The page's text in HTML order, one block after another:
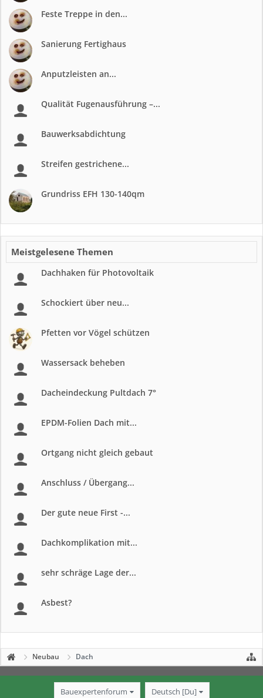
Feste Treppe in den...
Sanierung Fertighaus
Anputzleisten an...
Qualität Fugenausführung –...
Bauwerksabdichtung
Streifen gestrichene...
Grundriss EFH 130-140qm
Meistgelesene Themen
Dachhaken für Photovoltaik
Schockiert über neu...
Pfetten vor Vögel schützen
Wassersack beheben
Dacheindeckung Pultdach 7°
EPDM-Folien Dach mit...
Ortgang nicht gleich gebaut
Anschluss / Übergang...
Der gute neue First -...
Dachkomplikation mit...
sehr schräge Lage der...
Asbest?
Neubau Dach
Bauexpertenforum Deutsch [Du]